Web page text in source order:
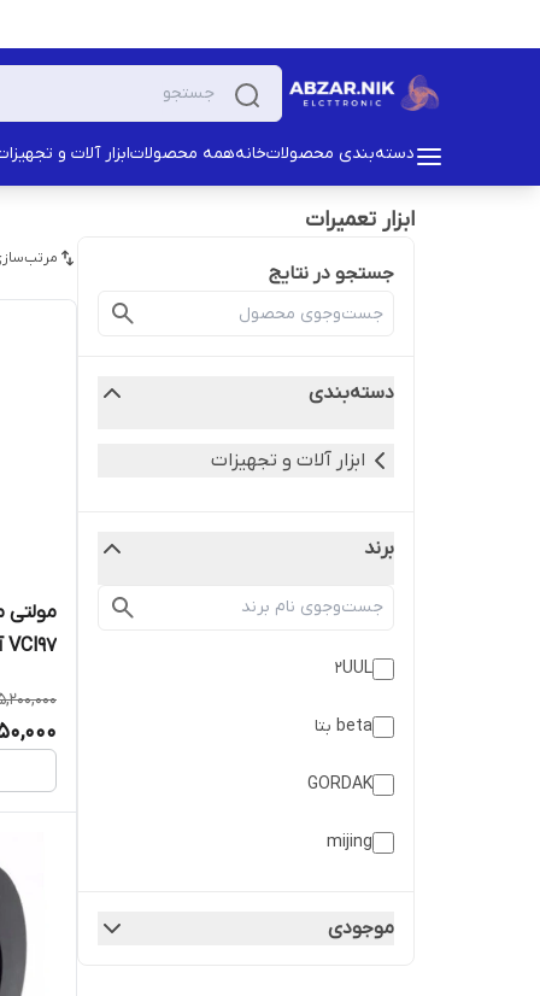
دسته‌بندی محصولاتخانههمه محصولاتابزار آلات و
ابزار تعمیرات
جستجو در نتایج
دسته‌بندی
ابزار آلات و تجهیزات
برند
۲UUL
beta بتا
GORDAK
mijing
موجودی
مولتی
VCl97 آیسی اصلی